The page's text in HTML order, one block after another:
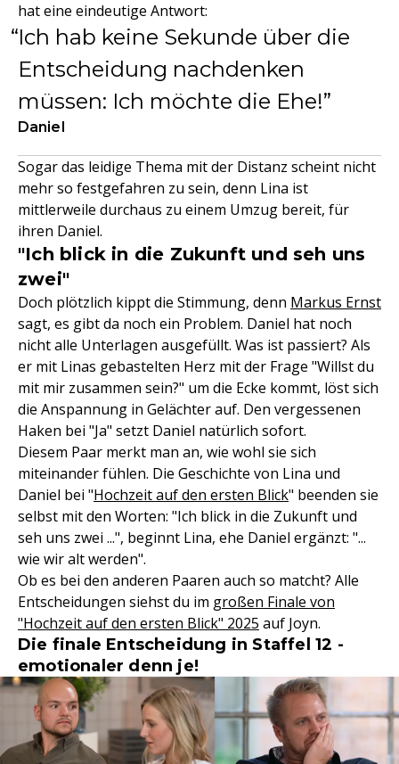
hat eine eindeutige Antwort:
Ich hab keine Sekunde über die
Entscheidung nachdenken
müssen: Ich möchte die Ehe!
Daniel
Sogar das leidige Thema mit der Distanz scheint nicht
mehr so festgefahren zu sein, denn Lina ist
mittlerweile durchaus zu einem Umzug bereit, für
ihren Daniel.
"Ich blick in die Zukunft und seh uns
zwei"
Doch plötzlich kippt die Stimmung, denn Markus Ernst
sagt, es gibt da noch ein Problem. Daniel hat noch
nicht alle Unterlagen ausgefüllt. Was ist passiert? Als
er mit Linas gebastelten Herz mit der Frage "Willst du
mit mir zusammen sein?" um die Ecke kommt, löst sich
die Anspannung in Gelächter auf. Den vergessenen
Haken bei "Ja" setzt Daniel natürlich sofort.
Diesem Paar merkt man an, wie wohl sie sich
miteinander fühlen. Die Geschichte von Lina und
Daniel bei "Hochzeit auf den ersten Blick" beenden sie
selbst mit den Worten: "Ich blick in die Zukunft und
seh uns zwei ...", beginnt Lina, ehe Daniel ergänzt: "...
wie wir alt werden".
Ob es bei den anderen Paaren auch so matcht? Alle
Entscheidungen siehst du im großen Finale von
"Hochzeit auf den ersten Blick" 2025 auf Joyn.
Die finale Entscheidung in Staffel 12 -
emotionaler denn je!